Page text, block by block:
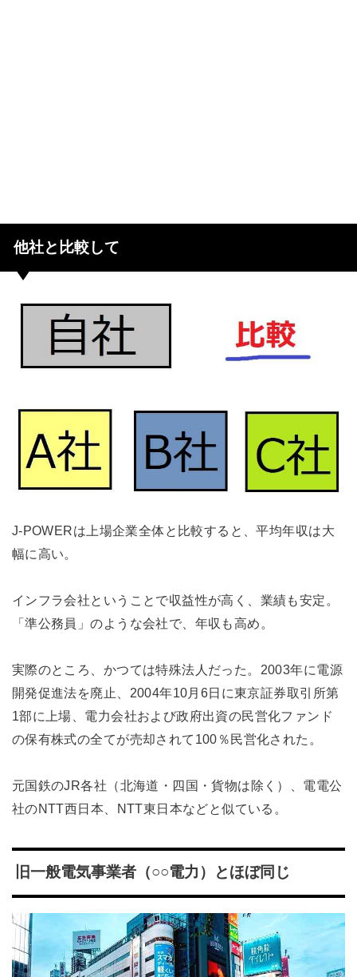
他社と比較して
J-POWERは上場企業全体と比較すると、平均年収は大
幅に高い。
インフラ会社ということで収益性が高く、業績も安定。
「準公務員」のような会社で、年収も高め。
実際のところ、かつては特殊法人だった。2003年に電源
開発促進法を廃止、2004年10月6日に東京証券取引所第
1部に上場、電力会社および政府出資の民営化ファンド
の保有株式の全てが売却されて100％民営化された。
元国鉄のJR各社（北海道・四国・貨物は除く）、電電公
社のNTT西日本、NTT東日本などと似ている。
旧一般電気事業者（○○電力）とほぼ同じ